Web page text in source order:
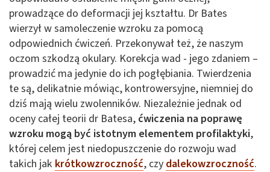
prowadzące do deformacji jej kształtu. Dr Bates
wierzył w samoleczenie wzroku za pomocą
odpowiednich ćwiczeń. Przekonywał też, że naszym
oczom szkodzą okulary. Korekcja wad - jego zdaniem –
prowadzić ma jedynie do ich pogłębiania. Twierdzenia
te są, delikatnie mówiąc, kontrowersyjne, niemniej do
dziś mają wielu zwolenników. Niezależnie jednak od
oceny całej teorii dr Batesa, ćwiczenia na poprawę
wzroku mogą być istotnym elementem profilaktyki,
której celem jest niedopuszczenie do rozwoju wad
takich jak krótkowzroczność, czy dalekowzroczność.